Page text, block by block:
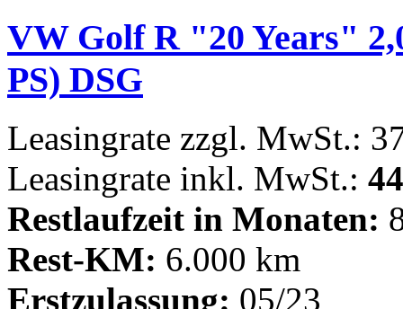
VW Golf R "20 Years"
PS) DSG
Leasingrate zzgl. MwSt.:
Leasingrate inkl. MwSt.:
Restlaufzeit in Monaten:
Rest-KM: 6.000 km
Erstzulassung: 05/23